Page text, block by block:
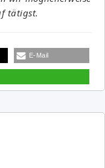
tätigst.
E-Mail